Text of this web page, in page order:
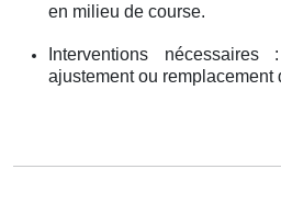
en milieu de course.
Interventions nécessaires
ajustement ou remplacement